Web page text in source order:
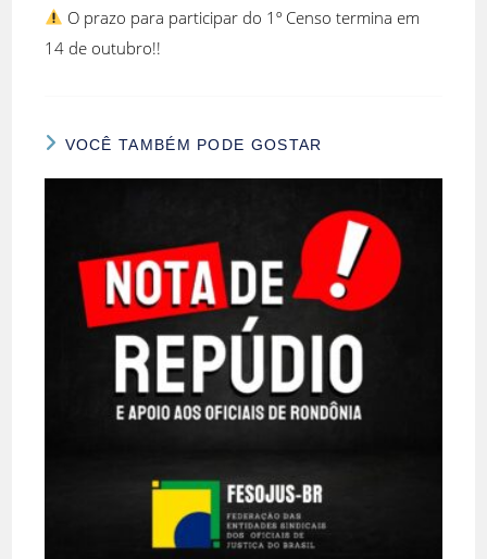
O prazo para participar do 1º Censo termina em
14 de outubro!!
VOCÊ TAMBÉM PODE GOSTAR